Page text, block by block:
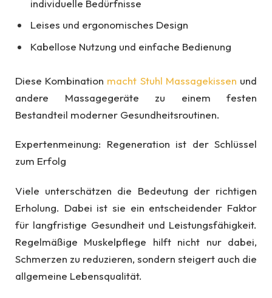
individuelle Bedürfnisse
Leises und ergonomisches Design
Kabellose Nutzung und einfache Bedienung
Diese Kombination macht Stuhl Massagekissen und
andere Massagegeräte zu einem festen
Bestandteil moderner Gesundheitsroutinen.
Expertenmeinung: Regeneration ist der Schlüssel
zum Erfolg
Viele unterschätzen die Bedeutung der richtigen
Erholung. Dabei ist sie ein entscheidender Faktor
für langfristige Gesundheit und Leistungsfähigkeit.
Regelmäßige Muskelpflege hilft nicht nur dabei,
Schmerzen zu reduzieren, sondern steigert auch die
allgemeine Lebensqualität.